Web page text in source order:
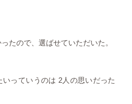
たので、選ばせていただいた。
っていうのは 2人の思いだった